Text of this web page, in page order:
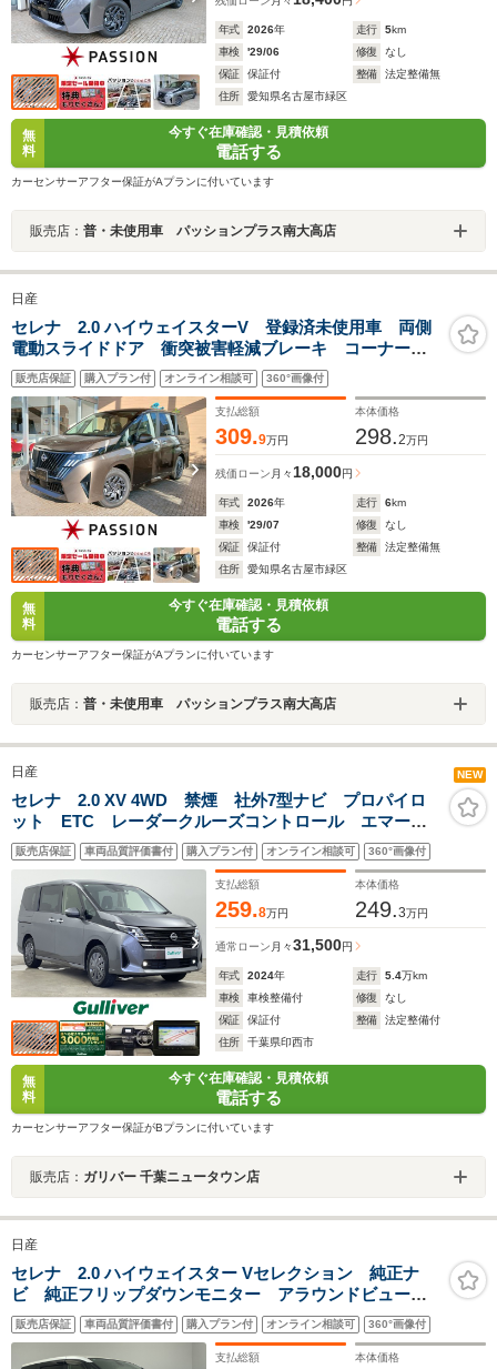
年式 2026年 走行 5km
車検
'29/06 修復
なし
保証
保証付 整備
法定整備無
住所
愛知県名古屋市緑区
無
料
今すぐ在庫確認・見積依頼
電話する
カーセンサーアフター保証がAプランに付いています
販売店： 普・未使用車 パッションプラス南大高店
日産
セレナ 2.0 ハイウェイスターV 登録済未使用車 両側
電動スライドドア 衝突被害軽減ブレーキ コーナーセ
ンサー スマートキー アラウンドビューモニター ア
イドリングストップ 電動格納ドアミラー アルミホイ
ール LEDヘッドライト
販売店保証 購入プラン付 オンライン相談可 360°画像付
支払総額
309.9万円
本体価格
298.2万円
残価ローン 月々18,000円
年式 2026年 走行 6km
車検
'29/07 修復
なし
保証
保証付 整備
法定整備無
住所
愛知県名古屋市緑区
無
料
今すぐ在庫確認・見積依頼
電話する
カーセンサーアフター保証がAプランに付いています
販売店： 普・未使用車 パッションプラス南大高店
日産 NEW
セレナ 2.0 XV 4WD 禁煙 社外7型ナビ プロパイロ
ット ETC レーダークルーズコントロール エマージ
ェンシーブレーキ ブラインドスポットモニター レー
ンキープアシスト シートヒーター ハンドルヒータ
ー バックカメラ
販売店保証 車両品質評価書付 購入プラン付 オンライン相談可 360°画像付
支払総額
259.8万円
本体価格
249.3万円
通常ローン 月々31,500円
年式 2024年 走行 5.4万km
車検
車検整備付 修復
なし
保証
保証付 整備
法定整備付
住所
千葉県印西市
無
料
今すぐ在庫確認・見積依頼
電話する
カーセンサーアフター保証がBプランに付いています
販売店： ガリバー 千葉ニュータウン店
日産
セレナ 2.0 ハイウェイスター Vセレクション 純正ナ
ビ 純正フリップダウンモニター アラウンドビューモ
ニター 両側パワースライドドア クルーズコントロー
ル ETC 衝突軽減システム LEDライト スマートキ
ー 純正フロアマット ドライブレコーダー
販売店保証 車両品質評価書付 購入プラン付 オンライン相談可 360°画像付
支払総額 本体価格